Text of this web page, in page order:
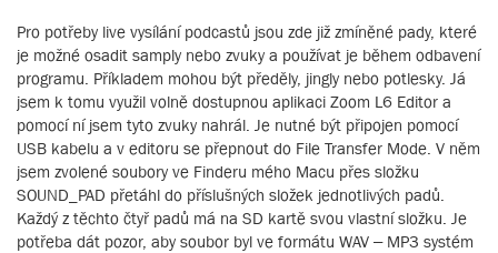
Pro potřeby live vysílání podcastů jsou zde již zmíněné pady, které
je možné osadit samply nebo zvuky a používat je během odbavení
programu. Příkladem mohou být předěly, jingly nebo potlesky. Já
jsem k tomu využil volně dostupnou aplikaci Zoom L6 Editor a
pomocí ní jsem tyto zvuky nahrál. Je nutné být připojen pomocí
USB kabelu a v editoru se přepnout do File Transfer Mode. V něm
jsem zvolené soubory ve Finderu mého Macu přes složku
SOUND_PAD přetáhl do příslušných složek jednotlivých padů.
Každý z těchto čtyř padů má na SD kartě svou vlastní složku. Je
potřeba dát pozor, aby soubor byl ve formátu WAV – MP3 systém